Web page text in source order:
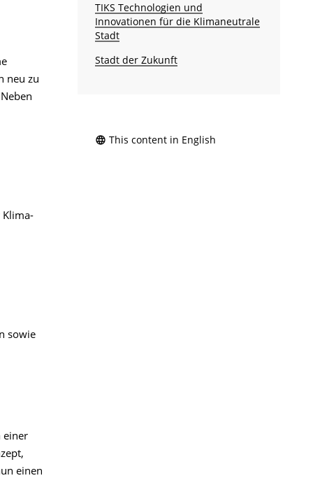
neu zu
sowie
einer
einen
TIKS Technologien und
Innovationen für die Klimaneutrale
Stadt
Stadt der Zukunft
This content in English